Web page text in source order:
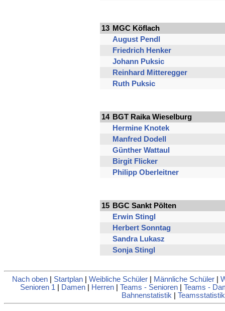
13 MGC Köflach
August Pendl
Friedrich Henker
Johann Puksic
Reinhard Mitteregger
Ruth Puksic
14 BGT Raika Wieselburg
Hermine Knotek
Manfred Dodell
Günther Wattaul
Birgit Flicker
Philipp Oberleitner
15 BGC Sankt Pölten
Erwin Stingl
Herbert Sonntag
Sandra Lukasz
Sonja Stingl
Nach oben| Startplan| Weibliche Schüler| Männliche Schüler|
Senioren 1
Damen Herren Teams - Senioren
Teams -
Bahnenstatistik
Teamsstatistik